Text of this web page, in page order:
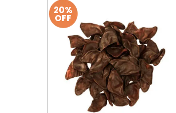
20%
OFF